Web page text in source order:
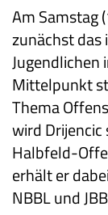
Am Samstag
zunächst das
Mittelpunkt
Thema
wird Drijencic
Halbfeld-
erhält er
NBBL und